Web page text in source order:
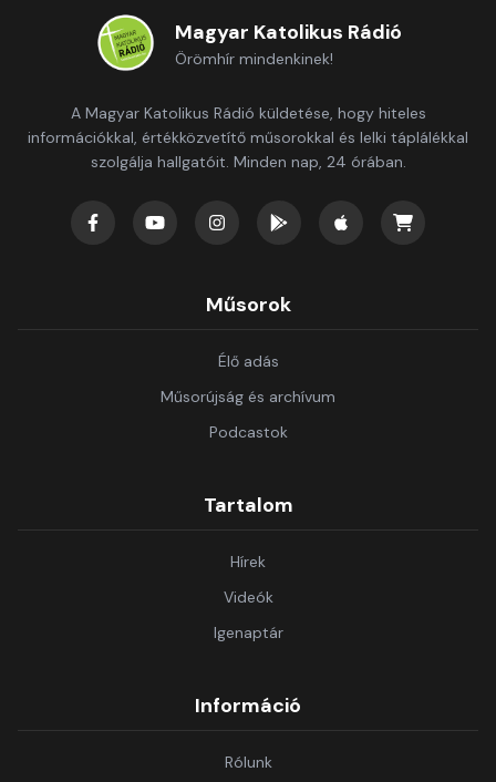
Magyar Katolikus Rádió
Örömhír mindenkinek!
A Magyar Katolikus Rádió küldetése, hogy hiteles
információkkal, értékközvetítő műsorokkal és lelki táplálékkal
szolgálja hallgatóit. Minden nap, 24 órában.
Műsorok
Élő adás
Műsorújság és archívum
Podcastok
Tartalom
Hírek
Videók
Igenaptár
Információ
Rólunk